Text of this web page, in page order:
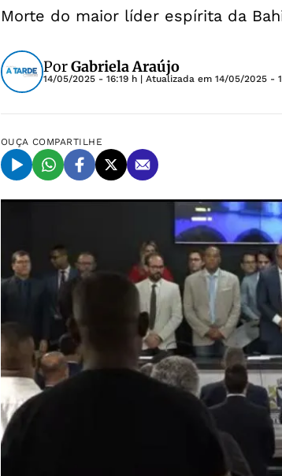
Morte do maior líder espírita da
PorGabriela Araújo
14/05/2025 - 16:19 h | Atualizada em 14/05/2025 -
OUÇA COMPARTILHE